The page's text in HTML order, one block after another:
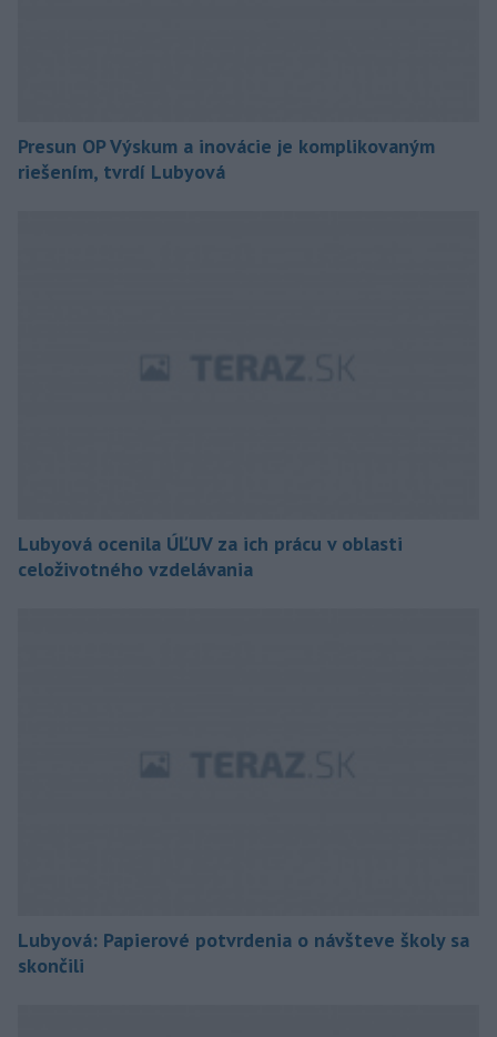
Presun OP Výskum a inovácie je komplikovaným
riešením, tvrdí Lubyová
Lubyová ocenila ÚĽUV za ich prácu v oblasti
celoživotného vzdelávania
Lubyová: Papierové potvrdenia o návšteve školy sa
skončili